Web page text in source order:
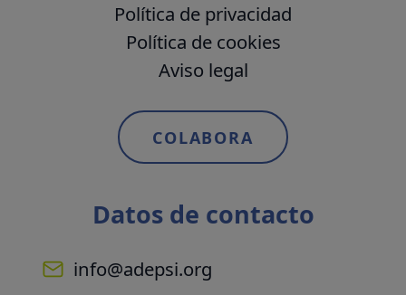
Política de privacidad
Política de cookies
Aviso legal
COLABORA
Datos de contacto
info@adepsi.org